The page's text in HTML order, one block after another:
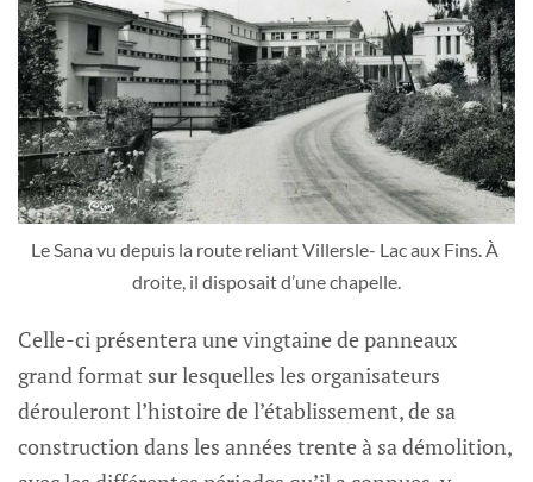
Le Sana vu depuis la route reliant Villersle- Lac aux Fins. À
droite, il disposait d’une chapelle.
Celle-ci présentera une vingtaine de panneaux
grand format sur lesquelles les organisateurs
dérouleront l’histoire de l’établissement, de sa
construction dans les années trente à sa démolition,